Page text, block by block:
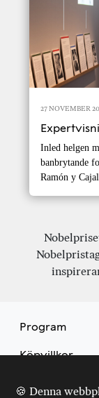
27 NOVEMBER
Inled helgen
banbrytande
Ramón y
Program
Köpvillkor
🍪 Denna